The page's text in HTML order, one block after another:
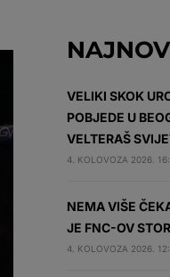
VELIKI SKOK
POBJEDE U
VELTERAŠ
4. KOLOVOZA 2026.
NEMA VIŠE
JE FNC-OV
4. KOLOVOZA 2026.